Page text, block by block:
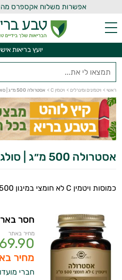
אפשרות משלוח אקספרס
יועץ בריאות אישי AI
ראשי > ויטמינים ומינרלים > ויטמין C > אסטרולה 500 מ״ג | סולגאר
אסטרולה 500 מ״ג | סולגאר
כמוסות ויטמין C לא חומצי במינון 500 מ"ג.
חסר
מחיר באתר
69.90
מחיר
חברי
יועץ בריאות אישי AI